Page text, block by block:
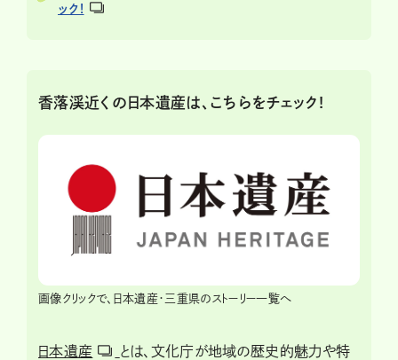
ック!
香落渓近くの日本遺産は、こちらをチェック!
画像クリックで、日本遺産・三重県のストーリー一覧へ
日本遺産
とは、文化庁が地域の歴史的魅力や特